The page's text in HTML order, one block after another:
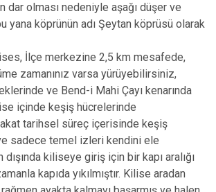
dar olması nedeniyle aşağı düşer ve
yana köprünün adı Şeytan köprüsü olarak
İlçe merkezine 2,5 km mesafede,
zamanınız varsa yürüyebilirsiniz,
ve Bend-i Mahi Çayı kenarında
içinde keşiş hücrelerinde
tarihsel süreç içerisinde keşiş
sadece temel izleri kendini ele
kiliseye giriş için bir kapı aralığı
kapıda yıkılmıştır. Kilise aradan